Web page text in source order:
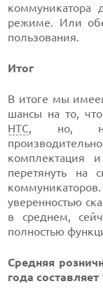
коммуникатора
режиме. Или
пользования.
Итог
В итоге мы
шансы на то,
HTC, но, не
комплектация
перетянуть на
уверенностью
в среднем,
полностью
Средняя
года